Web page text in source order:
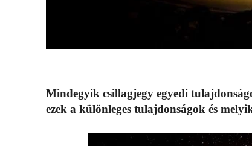
Mindegyik csillagjegy egyedi
ezek a különleges tulajdonságok és